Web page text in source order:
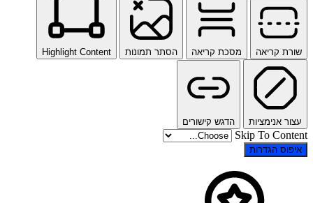
שורת קריאה מסכת קריאה הסתר תמונות Highlight Content
עצור אנימציות הדגש קישורים
Skip To Content
איפוס הגדרות